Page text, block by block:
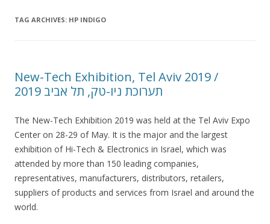
TAG ARCHIVES: HP INDIGO
New-Tech Exhibition, Tel Aviv 2019 /
תערוכת ניו-טק, תל אביב 2019
The New-Tech Exhibition 2019 was held at the Tel Aviv Expo
Center on 28-29 of May. It is the major and the largest
exhibition of Hi-Tech & Electronics in Israel, which was
attended by more than 150 leading companies,
representatives, manufacturers, distributors, retailers,
suppliers of products and services from Israel and around the
world.